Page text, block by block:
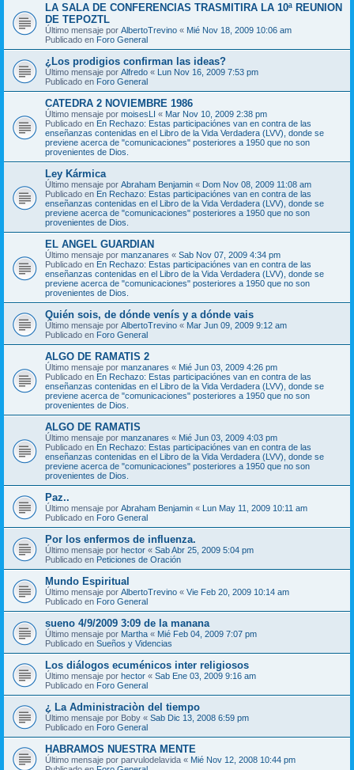
LA SALA DE CONFERENCIAS TRASMITIRA LA 10ª REUNION
DE TEPOZTL
Último mensaje por AlbertoTrevino « Mié Nov 18, 2009 10:06 am
Publicado en Foro General
¿Los prodigios confirman las ideas?
Último mensaje por Alfredo « Lun Nov 16, 2009 7:53 pm
Publicado en Foro General
CATEDRA 2 NOVIEMBRE 1986
Último mensaje por moisesLI « Mar Nov 10, 2009 2:38 pm
Publicado en En Rechazo: Estas participaciónes van en contra de las
enseñanzas contenidas en el Libro de la Vida Verdadera (LVV), donde se
previene acerca de "comunicaciones" posteriores a 1950 que no son
provenientes de Dios.
Ley Kármica
Último mensaje por Abraham Benjamin « Dom Nov 08, 2009 11:08 am
Publicado en En Rechazo: Estas participaciónes van en contra de las
enseñanzas contenidas en el Libro de la Vida Verdadera (LVV), donde se
previene acerca de "comunicaciones" posteriores a 1950 que no son
provenientes de Dios.
EL ANGEL GUARDIAN
Último mensaje por manzanares « Sab Nov 07, 2009 4:34 pm
Publicado en En Rechazo: Estas participaciónes van en contra de las
enseñanzas contenidas en el Libro de la Vida Verdadera (LVV), donde se
previene acerca de "comunicaciones" posteriores a 1950 que no son
provenientes de Dios.
Quién sois, de dónde venís y a dónde vais
Último mensaje por AlbertoTrevino « Mar Jun 09, 2009 9:12 am
Publicado en Foro General
ALGO DE RAMATIS 2
Último mensaje por manzanares « Mié Jun 03, 2009 4:26 pm
Publicado en En Rechazo: Estas participaciónes van en contra de las
enseñanzas contenidas en el Libro de la Vida Verdadera (LVV), donde se
previene acerca de "comunicaciones" posteriores a 1950 que no son
provenientes de Dios.
ALGO DE RAMATIS
Último mensaje por manzanares « Mié Jun 03, 2009 4:03 pm
Publicado en En Rechazo: Estas participaciónes van en contra de las
enseñanzas contenidas en el Libro de la Vida Verdadera (LVV), donde se
previene acerca de "comunicaciones" posteriores a 1950 que no son
provenientes de Dios.
Paz..
Último mensaje por Abraham Benjamin « Lun May 11, 2009 10:11 am
Publicado en Foro General
Por los enfermos de influenza.
Último mensaje por hector « Sab Abr 25, 2009 5:04 pm
Publicado en Peticiones de Oración
Mundo Espiritual
Último mensaje por AlbertoTrevino « Vie Feb 20, 2009 10:14 am
Publicado en Foro General
sueno 4/9/2009 3:09 de la manana
Último mensaje por Martha « Mié Feb 04, 2009 7:07 pm
Publicado en Sueños y Videncias
Los diálogos ecuménicos inter religiosos
Último mensaje por hector « Sab Ene 03, 2009 9:16 am
Publicado en Foro General
¿ La Administraciòn del tiempo
Último mensaje por Boby « Sab Dic 13, 2008 6:59 pm
Publicado en Foro General
HABRAMOS NUESTRA MENTE
Último mensaje por parvulodelavida « Mié Nov 12, 2008 10:44 pm